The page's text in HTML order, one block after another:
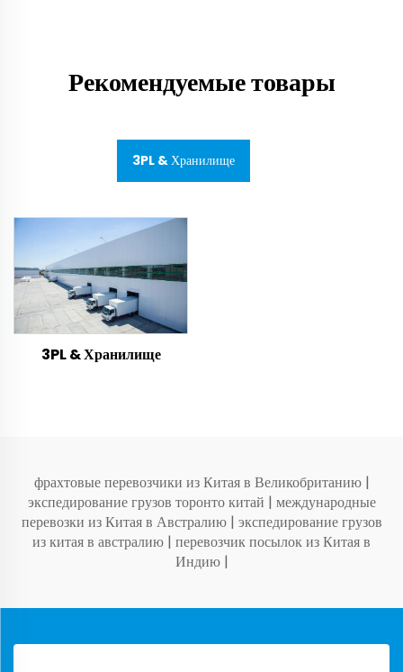
Рекомендуемые товары
3PL & Хранилище
3PL & Хранилище
фрахтовые перевозчики из Китая в Великобританию |
экспедирование грузов торонто китай | международные
перевозки из Китая в Австралию | экспедирование грузов
из китая в австралию | перевозчик посылок из Китая в
Индию |